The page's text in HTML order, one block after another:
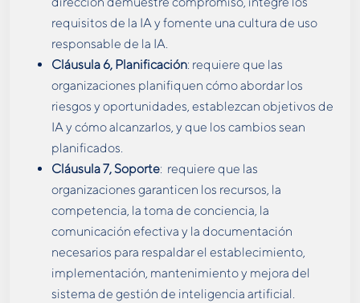
requisitos de la IA y fomente una cultura de uso
responsable de la IA.
Cláusula 6, Planificación: requiere que las
organizaciones planifiquen cómo abordar los
riesgos y oportunidades, establezcan objetivos de
IA y cómo alcanzarlos, y que los cambios sean
planificados.
Cláusula 7, Soporte: requiere que las
organizaciones garanticen los recursos, la
competencia, la toma de conciencia, la
comunicación efectiva y la documentación
necesarios para respaldar el establecimiento,
implementación, mantenimiento y mejora del
sistema de gestión de inteligencia artificial.